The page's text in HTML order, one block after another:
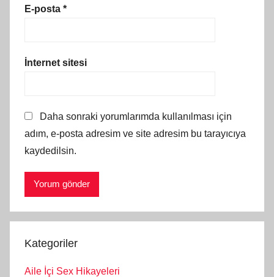
E-posta *
İnternet sitesi
Daha sonraki yorumlarımda kullanılması için
adım, e-posta adresim ve site adresim bu tarayıcıya
kaydedilsin.
Kategoriler
Aile İçi Sex Hikayeleri